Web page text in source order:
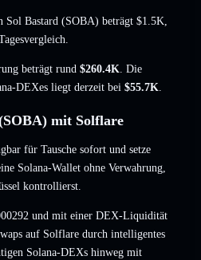
Sol Bastard (SOBA) beträgt $1.5K,
beträgt rund $260.4K. Die
DEXes liegt derzeit bei $55.7K.
mit Solflare
für Tausche sofort und setze
Solana-Wallet ohne Verwahrung,
kontrollierst.
und mit einer DEX-Liquidität
auf Solflare durch intelligentes
Solana-DEXs hinweg mit